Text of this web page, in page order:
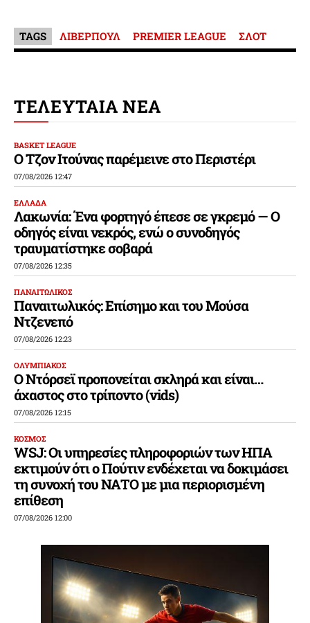
TAGS ΛΙΒΕΡΠΟΥΛ PREMIER LEAGUE ΣΛΟΤ
ΤΕΛΕΥΤΑΙΑ ΝΕΑ
BASKET LEAGUE
Ο Τζον Ιτούνας παρέμεινε στο Περιστέρι
07/08/2026 12:47
ΕΛΛΑΔΑ
Λακωνία: Ένα φορτηγό έπεσε σε γκρεμό — Ο
οδηγός είναι νεκρός, ενώ ο συνοδηγός
τραυματίστηκε σοβαρά
07/08/2026 12:35
ΠΑΝΑΙΤΩΛΙΚΟΣ
Παναιτωλικός: Επίσημο και του Μούσα
Ντζενεπό
07/08/2026 12:23
ΟΛΥΜΠΙΑΚΟΣ
Ο Ντόρσεϊ προπονείται σκληρά και είναι…
άχαστος στο τρίποντο (vids)
07/08/2026 12:15
ΚΟΣΜΟΣ
WSJ: Οι υπηρεσίες πληροφοριών των ΗΠΑ
εκτιμούν ότι ο Πούτιν ενδέχεται να δοκιμάσει
τη συνοχή του ΝΑΤΟ με μια περιορισμένη
επίθεση
07/08/2026 12:00